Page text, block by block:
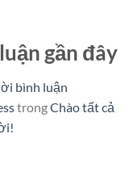
gần đây
bình luận
trongChào tất cả